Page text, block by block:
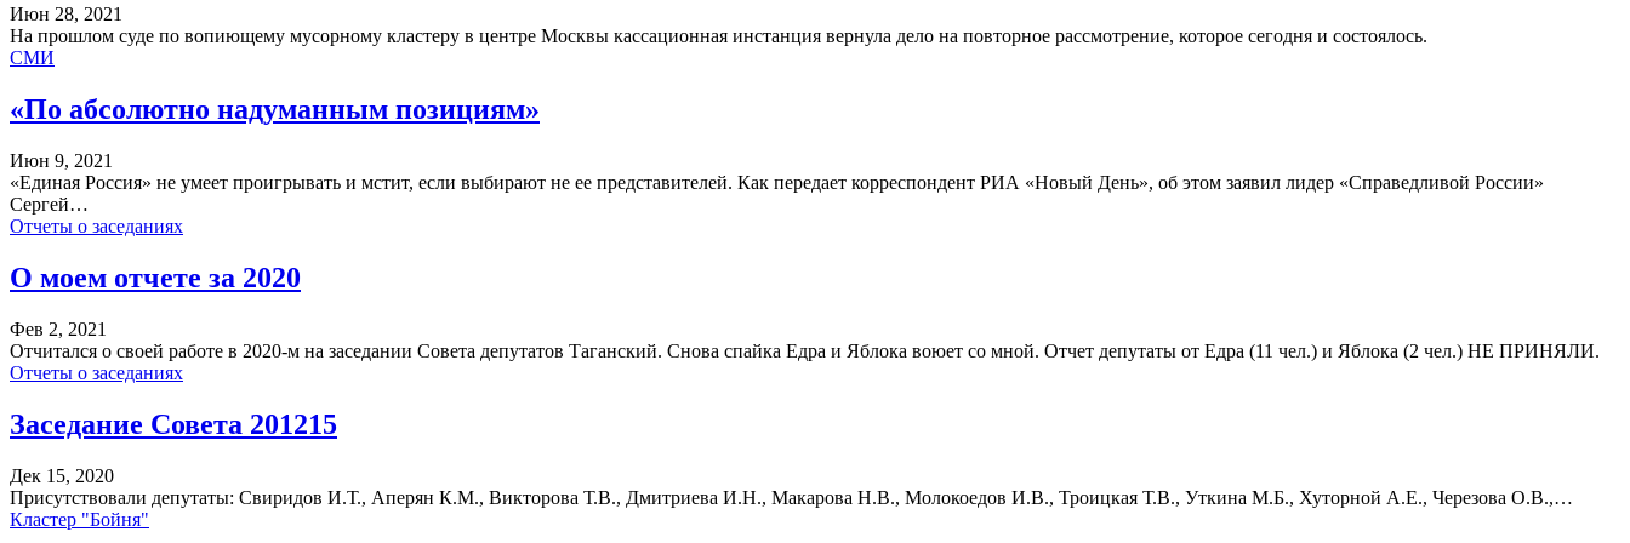
Июн 28, 2021
На прошлом суде по вопиющему мусорному кластеру в центре Москвы кассационная инстанция вернула дело на повторное рассмотрение, которое сегодня и состоялось.
СМИ
«По абсолютно надуманным позициям»
Июн 9, 2021
«Единая Россия» не умеет проигрывать и мстит, если выбирают не ее представителей. Как передает корреспондент РИА «Новый День», об этом заявил лидер «Справедливой России»
Сергей…
Отчеты о заседаниях
О моем отчете за 2020
Фев 2, 2021
Отчитался о своей работе в 2020-м на заседании Совета депутатов Таганский. Снова спайка Едра и Яблока воюет со мной. Отчет депутаты от Едра (11 чел.) и Яблока (2 чел.) НЕ ПРИНЯЛИ.
Отчеты о заседаниях
Заседание Совета 201215
Дек 15, 2020
Присутствовали депутаты: Свиридов И.Т., Аперян К.М., Викторова Т.В., Дмитриева И.Н., Макарова Н.В., Молокоедов И.В., Троицкая Т.В., Уткина М.Б., Хуторной А.Е., Черезова О.В.,…
Кластер "Бойня"